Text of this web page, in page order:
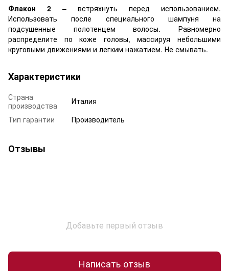
Флакон 2 – встряхнуть перед использованием.
Использовать после специального шампуня на
подсушенные полотенцем волосы. Равномерно
распределите по коже головы, массируя небольшими
круговыми движениями и легким нажатием. Не смывать.
Характеристики
Страна
производства
Италия
Тип гарантии
Производитель
Отзывы
Добавьте первый отзыв
Написать отзыв